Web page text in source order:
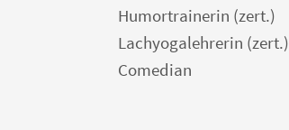
Humortrainerin (zert.)
Lachyogalehrerin (zert.)
Comedian